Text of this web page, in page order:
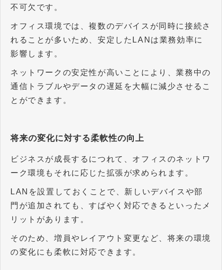
不可欠です。
オフィス環境では、複数のデバイスが同時に接続さ
れることが多いため、安定したLANは業務効率に
影響します。
ネットワークの安定性が高いことにより、業務中の
通信トラブルやデータの遅延を大幅に減少させるこ
とができます。
将来の変化に対する柔軟性の向上
ビジネスが成長するにつれて、オフィスのネットワ
ーク環境もそれに応じた拡張が求められます。
LANを設置しておくことで、新しいデバイスや部
門が追加されても、すばやく対応できるといったメ
リットがあります。
そのため、増員やレイアウト変更など、将来の環境
の変化にも柔軟に対応できます。